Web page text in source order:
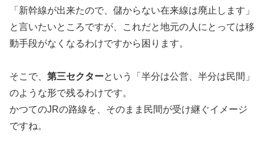
「新幹線が出来たので、儲からない在来線は廃止します」
と言いたいところですが、これだと地元の人にとっては移
動手段がなくなるわけですから困ります。
そこで、 第三セクターという「半分は公営、半分は民間」
のような形で残るわけです。
かつてのJRの路線を、そのまま民間が受け継ぐイメージ
ですね。